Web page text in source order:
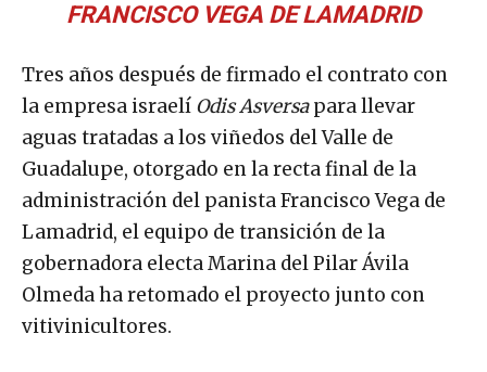
FRANCISCO VEGA DE LAMADRID
Tres años después de firmado el contrato con
la empresa israelí Odis Asversapara llevar
aguas tratadas a los viñedos del Valle de
Guadalupe, otorgado en la recta final de la
administración del panista Francisco Vega de
Lamadrid, el equipo de transición de la
gobernadora electa Marina del Pilar Ávila
Olmeda ha retomado el proyecto junto con
vitivinicultores.